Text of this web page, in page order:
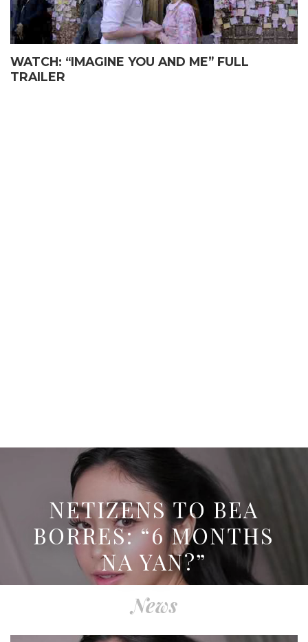
WATCH: “IMAGINE YOU AND ME” FULL
TRAILER
NETIZENS TO BEA
BORRES: “6 MONTHS
NA YAN?”
News